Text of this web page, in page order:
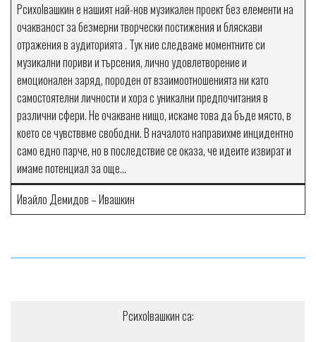
PсихоIвашкин е нашият най-нов музикален проект без елементи на
очакваност за безмерни творчески постижения и бляскави
отражения в аудиторията . Тук ние следваме моментните си
музикални пориви и търсения, лично удовлетворение и
емоционален заряд, породен от взаимоотношенията ни като
самостоятелни личности и хора с уникални предпочитания в
различни сфери. Не очакване нищо, искаме това да бъде място, в
което се чувстввме свободни. В началото направихме инцидентно
само едно парче, но в последствие се оказа, че идеите извират и
имаме потенциал за още…
Ивайло Демидов – Ивашкин
PсихоIвашкин са: